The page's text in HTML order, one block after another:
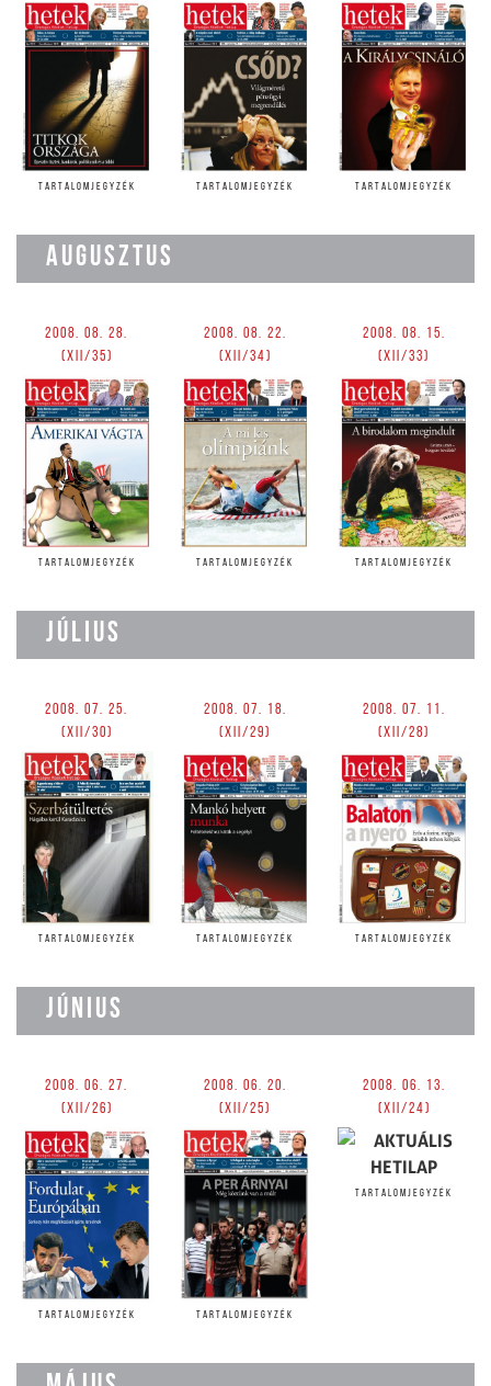
TARTALOMJEGYZÉK TARTALOMJEGYZÉK TARTALOMJEGYZÉK
AUGUSZTUS
2008. 08. 28.
(XII/35)
TARTALOMJEGYZÉK
2008. 08. 22.
(XII/34)
TARTALOMJEGYZÉK
2008. 08. 15.
(XII/33)
TARTALOMJEGYZÉK
JÚLIUS
2008. 07. 25.
(XII/30)
TARTALOMJEGYZÉK
2008. 07. 18.
(XII/29)
TARTALOMJEGYZÉK
2008. 07. 11.
(XII/28)
TARTALOMJEGYZÉK
JÚNIUS
2008. 06. 27.
(XII/26)
TARTALOMJEGYZÉK
2008. 06. 20.
(XII/25)
TARTALOMJEGYZÉK
2008. 06. 13.
(XII/24)
TARTALOMJEGYZÉK